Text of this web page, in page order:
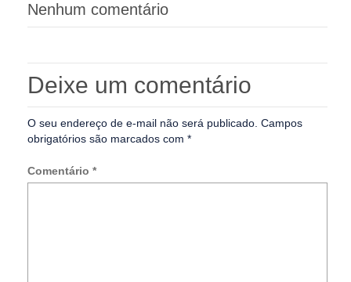
Nenhum comentário
Deixe um comentário
O seu endereço de e-mail não será publicado. Campos
obrigatórios são marcados com *
Comentário *